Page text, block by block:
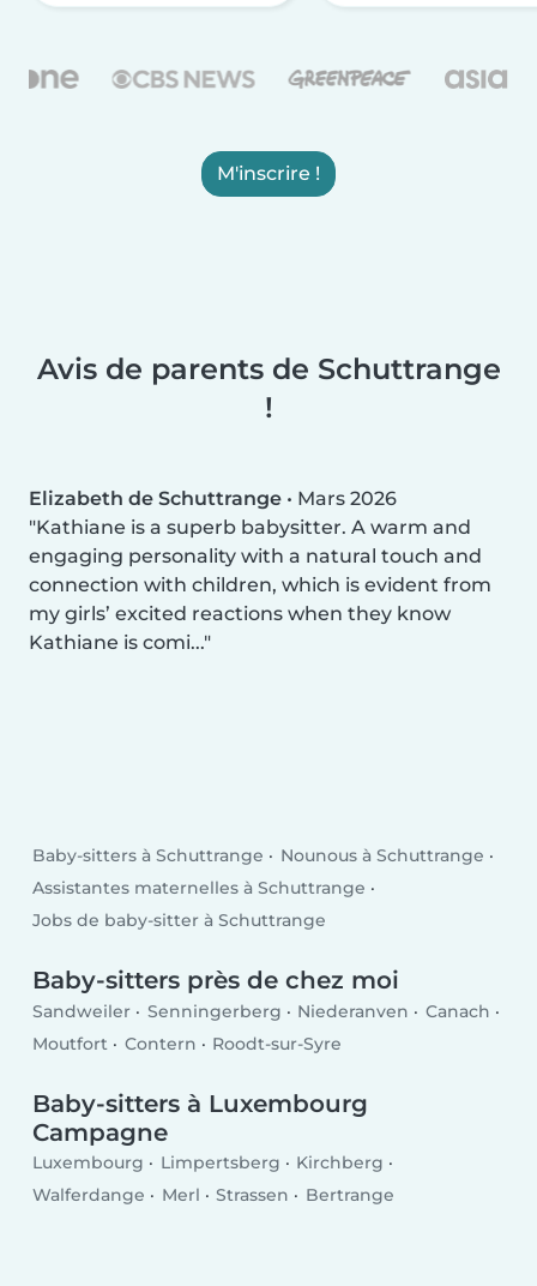
M'inscrire !
Avis de parents de Schuttrange
!
Elizabeth de Schuttrange • Mars 2026
Kathiane is a superb babysitter. A warm and
engaging personality with a natural touch and
connection with children, which is evident from
my girls’ excited reactions when they know
Kathiane is comi...
Baby-sitters à Schuttrange
Nounous à Schuttrange
Assistantes maternelles à Schuttrange
Jobs de baby-sitter à Schuttrange
Baby-sitters près de chez moi
Sandweiler Senningerberg Niederanven
Canach
Moutfort
Contern Roodt-sur-Syre
Baby-sitters à Luxembourg
Campagne
Luxembourg Limpertsberg
Kirchberg
Walferdange
Merl Strassen Bertrange